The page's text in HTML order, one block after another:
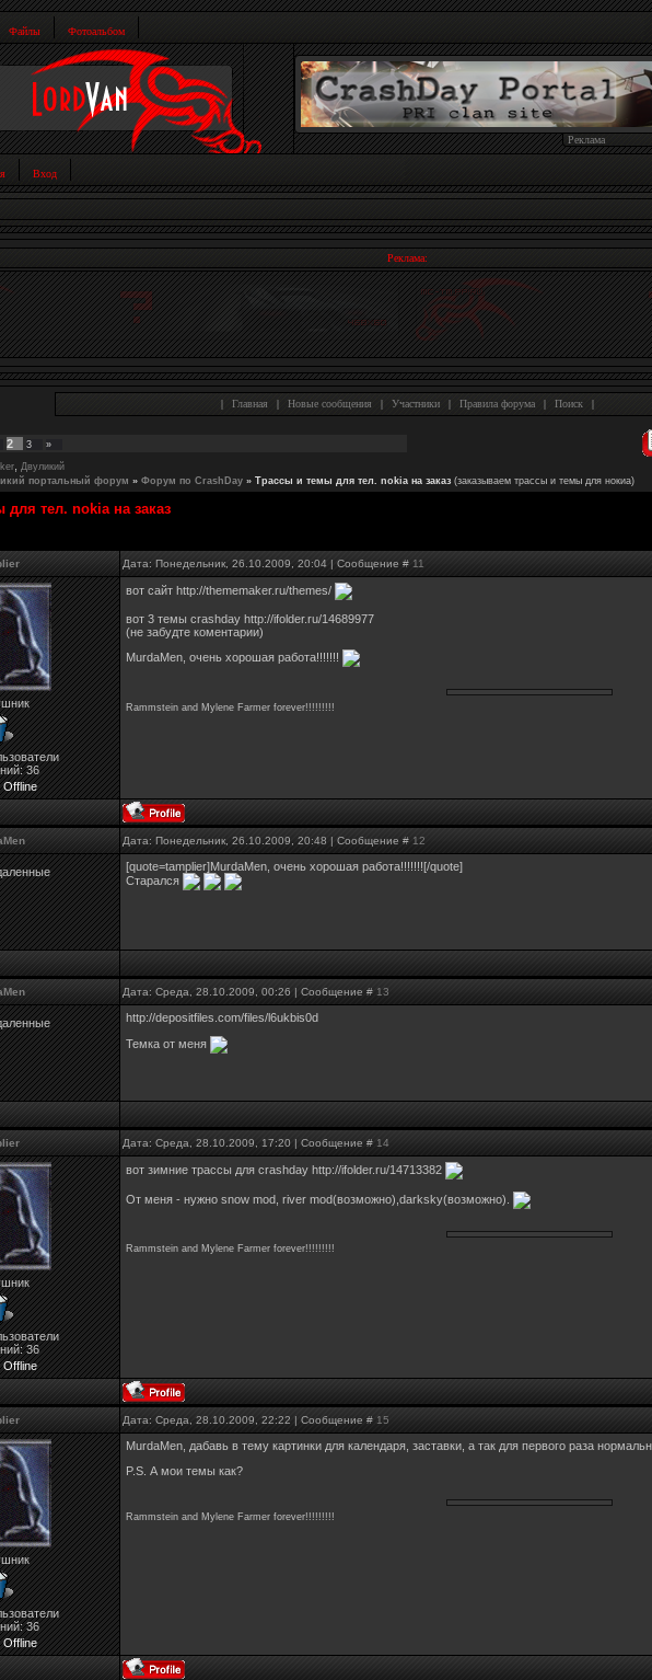
Файлы Фотоальбом
Реклама
Вход
Реклама:
| Главная | Новые сообщения | Участники | Правила форума | Поиск |
2 3 »
Двуликий
портальный форум » Форум по CrashDay » Трассы и темы для тел. nokia на заказ (заказываем трассы и темы для нокиа)
тел. nokia на заказ
Дата: Понедельник, 26.10.2009, 20:04 | Сообщение # 11
36
Offline
вот сайт http://thememaker.ru/themes/
вот 3 темы crashday http://ifolder.ru/14689977
(не забудте коментарии)
MurdaMen, очень хорошая работа!!!!!!!
Rammstein and Mylene Farmer forever!!!!!!!!!
Дата: Понедельник, 26.10.2009, 20:48 | Сообщение # 12
[quote=tamplier]MurdaMen, очень хорошая работа!!!!!!![/quote]
Старался
Дата: Среда, 28.10.2009, 00:26 | Сообщение # 13
http://depositfiles.com/files/l6ukbis0d
Темка от меня
Дата: Среда, 28.10.2009, 17:20 | Сообщение # 14
36
Offline
вот зимние трассы для crashday http://ifolder.ru/14713382
От меня - нужно snow mod, river mod(возможно),darksky(возможно).
Rammstein and Mylene Farmer forever!!!!!!!!!
Дата: Среда, 28.10.2009, 22:22 | Сообщение # 15
36
Offline
MurdaMen, дабавь в тему картинки для календаря, заставки, а так для первого раза
P.S. А мои темы как?
Rammstein and Mylene Farmer forever!!!!!!!!!